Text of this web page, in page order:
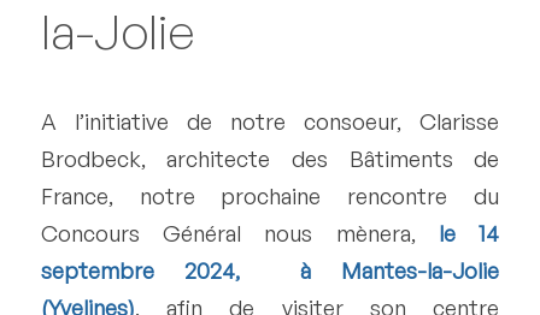
la-Jolie
A l’initiative de notre consoeur, Clarisse
Brodbeck, architecte des Bâtiments de
France, notre prochaine rencontre du
Concours Général nous mènera, le 14
septembre 2024, à Mantes-la-Jolie
(Yvelines), afin de visiter son centre